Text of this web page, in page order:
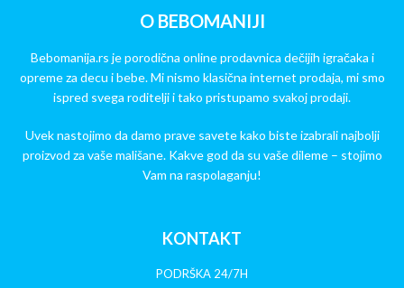
O BEBOMANIJI
Bebomanija.rs je porodična online prodavnica dečijih igračaka i
opreme za decu i bebe. Mi nismo klasična internet prodaja, mi smo
ispred svega roditelji i tako pristupamo svakoj prodaji.
Uvek nastojimo da damo prave savete kako biste izabrali najbolji
proizvod za vaše mališane. Kakve god da su vaše dileme – stojimo
Vam na raspolaganju!
KONTAKT
PODRŠKA 24/7H